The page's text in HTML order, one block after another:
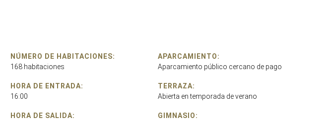
NÚMERO DE HABITACIONES:
168 habitaciones
HORA DE ENTRADA:
16:00
HORA DE SALIDA:
APARCAMIENTO:
Aparcamiento público cercano de pago
TERRAZA:
Abierta en temporada de verano
GIMNASIO: